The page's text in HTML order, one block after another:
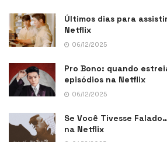
Últimos dias para
Netflix
06/12/2025
Pro Bono: quando
episódios na Netflix
06/12/2025
Se Você Tivesse
na Netflix